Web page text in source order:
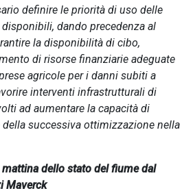
definire le priorità di uso delle
dando precedenza al
la disponibilità di cibo,
di risorse finanziarie adeguate
agricole per i danni subiti a
interventi infrastrutturali di
ad aumentare la capacità di
della successiva ottimizzazione nella
dello stato del fiume dal
Maverck